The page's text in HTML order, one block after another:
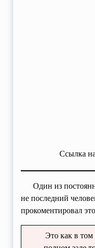
Ссылка
Один из
не последний
прокоментировал
Это как в том